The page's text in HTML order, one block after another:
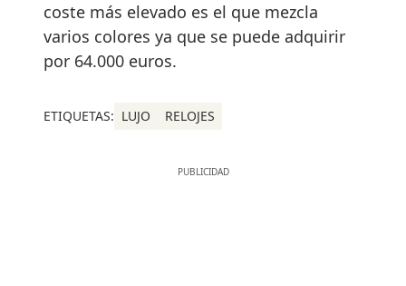
coste más elevado es el que mezcla
varios colores ya que se puede adquirir
por 64.000 euros.
ETIQUETAS: LUJO RELOJES